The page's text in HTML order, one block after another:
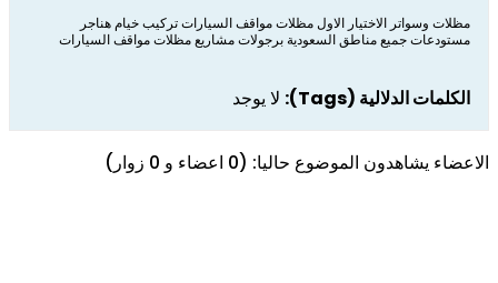
مظلات وسواتر الاختيار الاول مظلات مواقف السيارات تركيب خيام هناجر
مستودعات جميع مناطق السعودية برجولات مشاريع مظلات مواقف السيارات
الكلمات الدلالية (Tags): لا يوجد
الاعضاء يشاهدون الموضوع حاليا: (0 اعضاء و 0 زوار)